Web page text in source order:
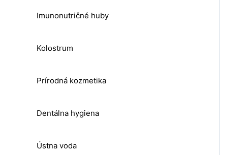
Imunonutričné huby
Kolostrum
Prírodná kozmetika
Dentálna hygiena
Ústna voda